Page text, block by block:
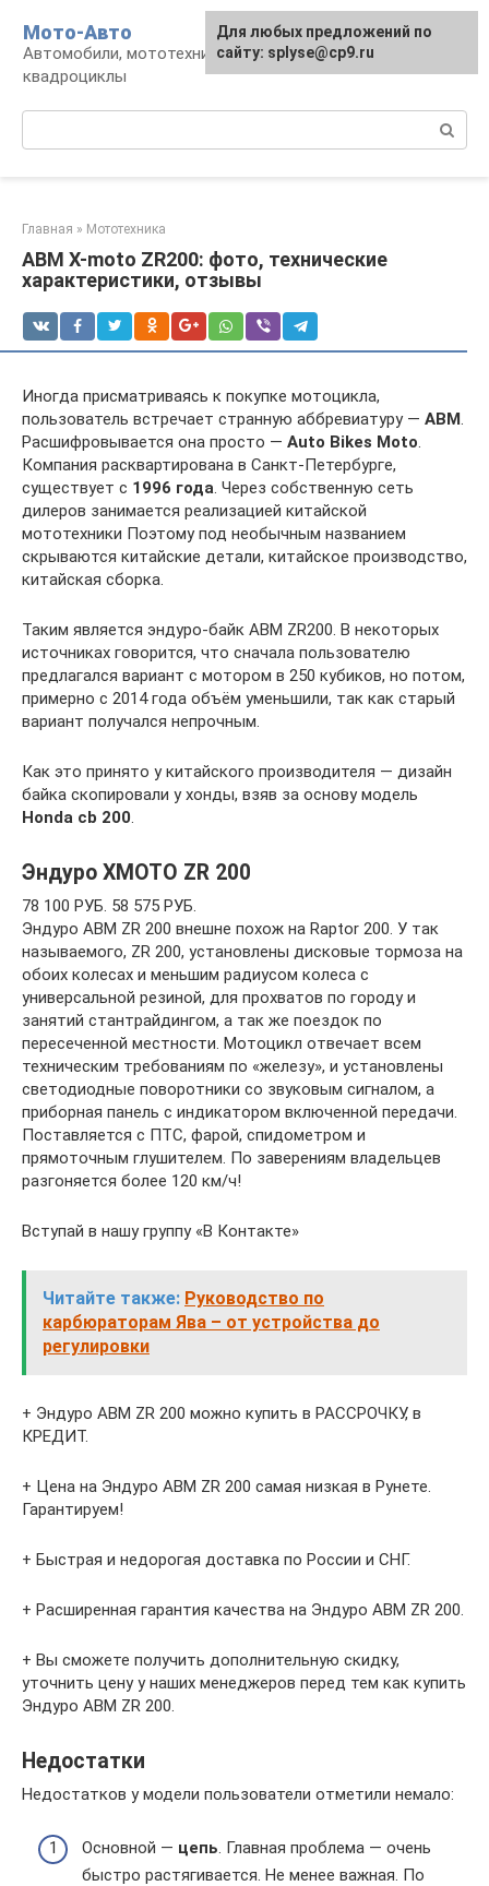
контенту
Мото-Авто
Автомобили, мототехника, снегоходы,
квадроциклы
Главная » Мототехника
ABM X-moto ZR200: фото, технические
характеристики, отзывы
Иногда присматриваясь к покупке мотоцикла,
пользователь встречает странную аббревиатуру — АВМ.
Расшифровывается она просто — Auto Bikes Moto.
Компания расквартирована в Санкт-Петербурге,
существует с 1996 года. Через собственную сеть
дилеров занимается реализацией китайской
мототехники Поэтому под необычным названием
скрываются китайские детали, китайское производство,
китайская сборка.
Таким является эндуро-байк ABM ZR200. В некоторых
источниках говорится, что сначала пользователю
предлагался вариант с мотором в 250 кубиков, но потом,
примерно с 2014 года объём уменьшили, так как старый
вариант получался непрочным.
Как это принято у китайского производителя — дизайн
байка скопировали у хонды, взяв за основу модель
Honda cb 200.
Эндуро XMOTO ZR 200
78 100 РУБ. 58 575 РУБ.
Эндуро ABM ZR 200 внешне похож на Raptor 200. У так
называемого, ZR 200, установлены дисковые тормоза на
обоих колесах и меньшим радиусом колеса с
универсальной резиной, для прохватов по городу и
занятий стантрайдингом, а так же поездок по
пересеченной местности. Мотоцикл отвечает всем
техническим требованиям по «железу», и установлены
светодиодные поворотники со звуковым сигналом, а
приборная панель с индикатором включенной передачи.
Поставляется с ПТС, фарой, спидометром и
прямоточным глушителем. По заверениям владельцев
разгоняется более 120 км/ч!
Вступай в нашу группу «В Контакте»
Читайте также: Руководство по
карбюраторам Ява – от устройства до
регулировки
+ Эндуро ABM ZR 200 можно купить в РАССРОЧКУ, в
КРЕДИТ.
+ Цена на Эндуро ABM ZR 200 самая низкая в Рунете.
Гарантируем!
+ Быстрая и недорогая доставка по России и СНГ.
+ Расширенная гарантия качества на Эндуро ABM ZR 200.
+ Вы сможете получить дополнительную скидку,
уточнить цену у наших менеджеров перед тем как купить
Эндуро ABM ZR 200.
Недостатки
Недостатков у модели пользователи отметили немало:
Основной — цепь . Главная проблема — очень
быстро растягивается. Не менее важная. По
Для любых предложений по
сайту: splyse@cp9.ru